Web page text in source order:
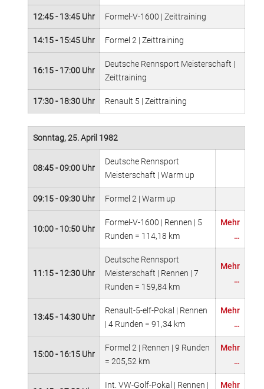
12:45 - 13:45 Uhr Formel-V-1600 | Zeittraining
14:15 - 15:45 Uhr Formel 2 | Zeittraining
16:15 - 17:00 Uhr
Deutsche Rennsport Meisterschaft |
Zeittraining
17:30 - 18:30 Uhr Renault 5 | Zeittraining
Sonntag, 25. April 1982
08:45 - 09:00 Uhr
Deutsche Rennsport
Meisterschaft | Warm up
09:15 - 09:30 Uhr Formel 2 | Warm up
10:00 - 10:50 Uhr
Formel-V-1600 | Rennen | 5
Runden = 114,18 km
Mehr
…
11:15 - 12:30 Uhr
Deutsche Rennsport
Meisterschaft | Rennen | 7
Runden = 159,84 km
Mehr
…
13:45 - 14:30 Uhr
Renault-5-elf-Pokal | Rennen
| 4 Runden = 91,34 km
Mehr
…
15:00 - 16:15 Uhr
Formel 2 | Rennen | 9 Runden
= 205,52 km
Mehr
…
Int. VW-Golf-Pokal | Rennen | Mehr